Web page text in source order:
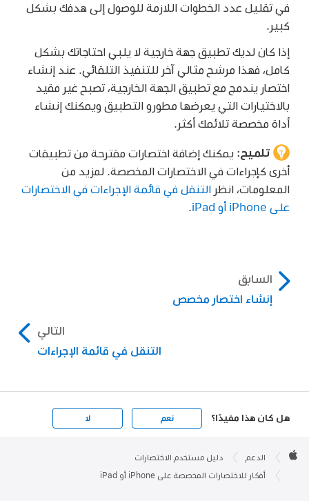
في تقليل عدد الخطوات اللازمة للوصول إلى هدفك بشكل
كبير.
إذا كان لديك تطبيق جهة خارجية لا يلبي احتاجاتك بشكل
كامل، فهذا مرشح مثالي آخر للتنفيذ التلقائي. عند إنشاء
اختصار يندمج مع تطبيق الجهة الخارجية، تصبح غير مقيد
بالاختيارات التي يعرضها مطورو التطبيق ويمكنك إنشاء
أداة مخصصة تلائمك أكثر.
تلميح: يمكنك إضافة اختصارات مقترحة من تطبيقات
أخرى كإجراءات في الاختصارات المخصصة. لمزيد من
المعلومات، انظر التنقل في قائمة الإجراءات في الاختصارات
على iPhone أو iPad
السابق
إنشاء اختصار مخصص
التالي
التنقل في قائمة الإجراءات
هل كان هذا مفيدًا؟ نعم لا
Footer

الدعم دليل مستخدم الاختصارات
أفكار للاختصارات المخصصة على iPhone أو iPad